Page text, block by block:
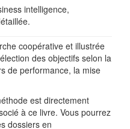
intelligence,
coopérative et illustrée
des objectifs selon la
de performance, la mise
est directement
à ce livre. Vous pourrez
dossiers en